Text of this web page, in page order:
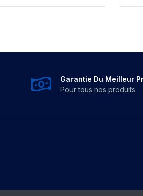
Garantie Du Meilleur
Pour tous nos produits